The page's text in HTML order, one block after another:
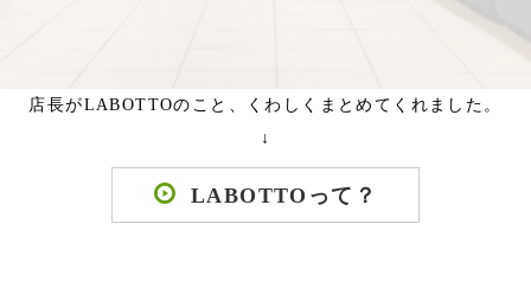
店長がLABOTTOのこと、くわしくまとめてくれました。
↓
LABOTTOって？